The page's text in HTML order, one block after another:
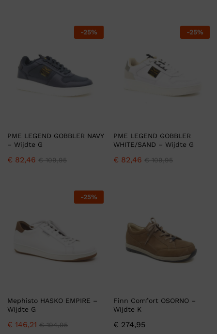
-25%
PME LEGEND GOBBLER NAVY
– Wijdte G
€ 82,46 €109,95
-25%
PME LEGEND GOBBLER
WHITE/SAND – Wijdte G
€ 82,46 €109,95
-25%
Mephisto HASKO EMPIRE –
Wijdte G
€ 146,21 €194,95
Finn Comfort OSORNO –
Wijdte K
€ 274,95